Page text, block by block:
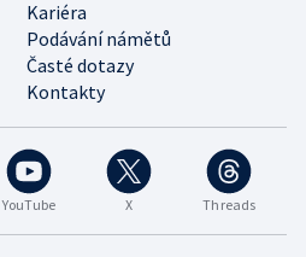
Kariéra
Podávání námětů
Časté dotazy
Kontakty
YouTube X Threads